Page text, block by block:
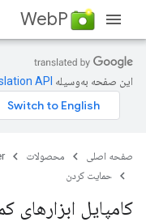
WebP
این صفحه به‌وسیله
صفحه اصلی محصولات
حمایت کردن
کامپایل ابزارهای